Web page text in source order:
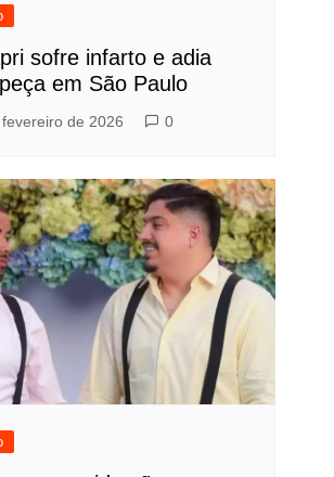
sofre infarto e adia
em São Paulo
de 2026 0